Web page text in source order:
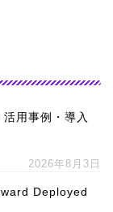
用事例・導入
2026年8月3日
Deployed